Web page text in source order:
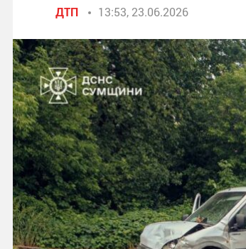
ДТП 13:53, 23.06.2026